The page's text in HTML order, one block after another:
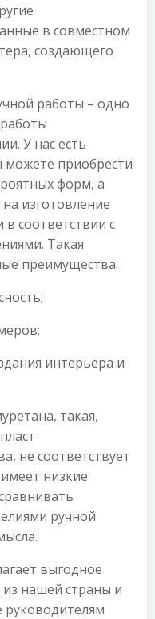
в совместном
создающего
работы – одно
У нас есть
можете приобрести
форм, а
изготовление
соответствии с
Такая
преимущества:
интерьера и
такая,
не соответствует
низкие
ручной
выгодное
нашей страны и
руководителям